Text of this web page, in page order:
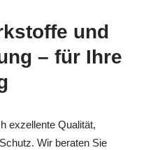
und
– für Ihre
exzellente Qualität,
Wir beraten Sie